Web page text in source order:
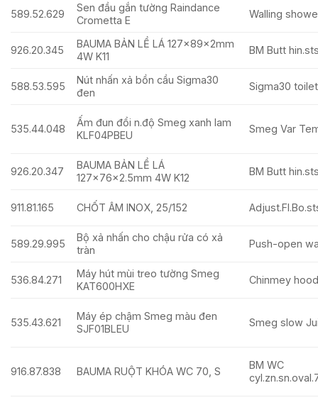
589.52.629
Sen đầu gắn tường Raindance
Crometta E
Walling
926.20.345
BAUMA BẢN LỀ LÁ 127x89x2mm
4W K11
BM Butt
588.53.595
Nút nhấn xả bồn cầu Sigma30
đen
Sigma30
535.44.048
Ấm đun đổi n.độ Smeg xanh lam
KLF04PBEU
Smeg Var
926.20.347
BAUMA BẢN LỀ LÁ
127x76x2.5mm 4W K12
BM Butt
911.81.165 CHỐT ÂM INOX, 25/152
589.29.995
Bộ xả nhấn cho chậu rửa có xả
tràn
Push-open
536.84.271
Máy hút mùi treo tường Smeg
KAT600HXE
Chinmey
535.43.621
Máy ép chậm Smeg màu đen
SJF01BLEU
Smeg slow
916.87.838 BAUMA RUỘT KHÓA WC 70, S
BM WC